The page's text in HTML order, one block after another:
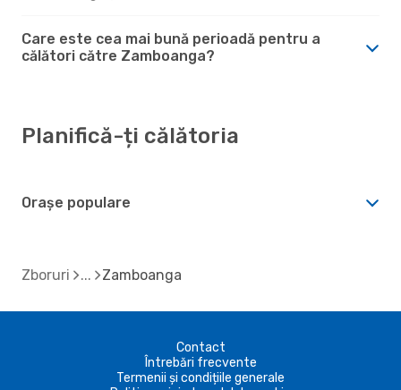
Care este cea mai bună perioadă pentru a
călători către Zamboanga?
Planifică-ți călătoria
Orașe populare
Zboruri Zamboanga
Contact
Întrebări frecvente
Termenii și condițiile generale